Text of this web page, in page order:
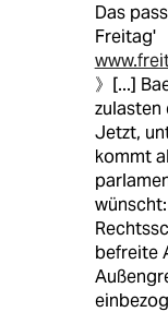
Das
Freitag'
》[...]
zulasten
Jetzt,
kommt
befreite